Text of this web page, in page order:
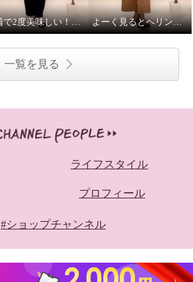
1着で2度美味しい！ふんわり着心地満点の2wayカットソー よーく見るとヘリンボーン柄、楽ちんガウチョパンツ！
一覧を見る
ライフスタイル
プロフィール
#ショップチャンネル